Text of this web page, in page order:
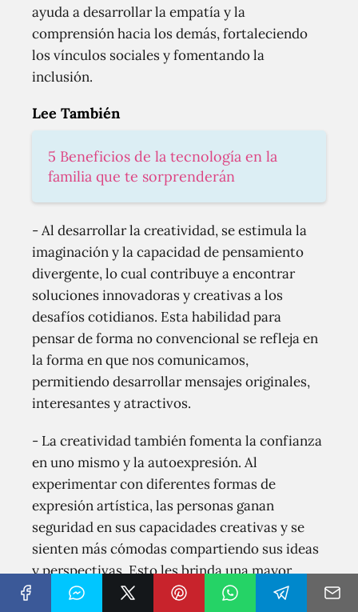
ayuda a desarrollar la empatía y la
comprensión hacia los demás, fortaleciendo
los vínculos sociales y fomentando la
inclusión.
Lee También
5 Beneficios de la tecnología en la
familia que te sorprenderán
- Al desarrollar la creatividad, se estimula la
imaginación y la capacidad de pensamiento
divergente, lo cual contribuye a encontrar
soluciones innovadoras y creativas a los
desafíos cotidianos. Esta habilidad para
pensar de forma no convencional se refleja en
la forma en que nos comunicamos,
permitiendo desarrollar mensajes originales,
interesantes y atractivos.
- La creatividad también fomenta la confianza
en uno mismo y la autoexpresión. Al
experimentar con diferentes formas de
expresión artística, las personas ganan
seguridad en sus capacidades creativas y se
sienten más cómodas compartiendo sus ideas
y perspectivas. Esto les brinda una mayor
autonomía y libertad para comunicarse con